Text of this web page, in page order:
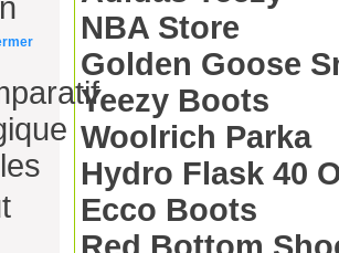
NBA Store
Golden Goose
Yeezy Boots
Woolrich Parka
Hydro Flask 40
Ecco Boots